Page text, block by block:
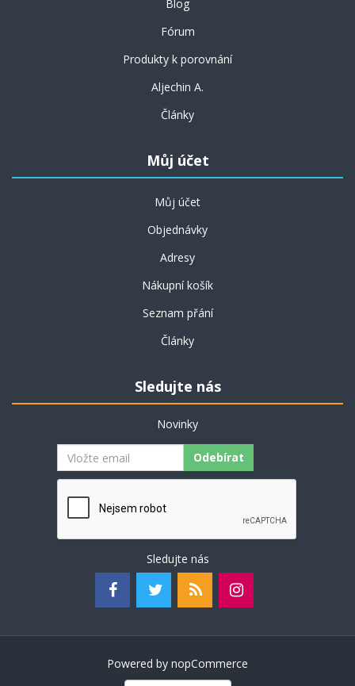
Blog
Fórum
Produkty k porovnání
Aljechin A.
Články
Můj účet
Můj účet
Objednávky
Adresy
Nákupní košík
Seznam přání
Články
Sledujte nás
Novinky
Odebírat
Sledujte nás
Powered by nopCommerce